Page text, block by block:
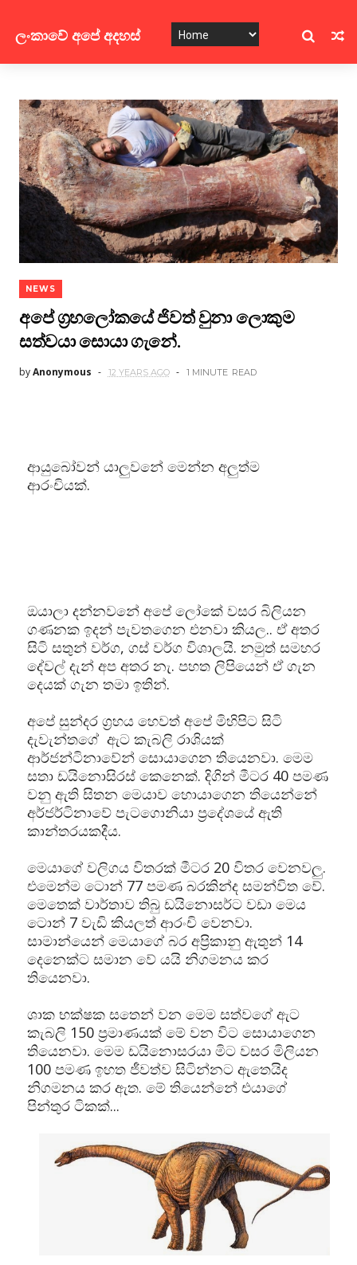
ලංකාවේ අපේ අදහස්
NEWS
අපේ ග්‍රහලෝකයේ ජිවත් වුනා ලොකුම
සත්වයා සොයා ගැනේ.
byAnonymous 12 YEARS AGO 1 MINUTE READ
ආයුබෝවන් යාලුවනේ මෙන්න අලුත්ම
ආරංචියක්.
ඔයාලා දන්නවනේ අපේ ලෝකේ වසර බිලියන
ගණනක ඉදන් පැවතගෙන එනවා කියල.. ඒ අතර
සිටි සතුන් වර්ග, ගස් වර්ග විශාලයි. නමුත් සමහර
දේවල් දැන් අප අතර නැ. පහත ලිපියෙන් ඒ ගැන
දෙයක් ගැන තමා ඉතින්.
අපේ සුන්දර ග්‍රහය හෙවත් අපේ මිහිපිට සිටි
දැවැන්තගේ ඇට කැබලි රාශියක්
ආර්ජන්ටිනාවේන් සොයාගෙන තියෙනවා. මෙම
සතා ඩයිනොසිරස් කෙනෙක්. දිගින් මීටර 40 පමණ
වනු ඇති සිතන මෙයාව හොයාගෙන තියෙන්නේ
අර්ජර්ටිනාවේ පැටගොනියා ප්‍රදේශයේ ඇති
කාන්තරයකදීය.
මෙයාගේ වලිගය විතරක් මීටර 20 විතර වෙනවලු.
එමෙන්ම ටොන් 77 පමණ බරකින්ද සමන්විත වේ.
මෙතෙක් වාර්තාව තිබු ඩයිනොසර්ට වඩා මෙය
ටොන් 7 වැඩි කියලත් ආරංචි වෙනවා.
සාමාන්යෙන් මෙයාගේ බර අප්‍රිකානු ඇතුන් 14
දෙනෙක්ට සමාන වේ යයි නිගමනය කර
තියෙනවා.
ශාක භක්ෂක සතෙන් වන මෙම සත්වගේ ඇට
කැබලි 150 ප්‍රමාණයක් මේ වන විට සොයාගෙන
තියෙනවා. මෙම ඩයිනොසරයා මිට වසර මිලියන
100 පමණ ඉහත ජීවත්ව සිටින්නට ඇතෙයිද
නිගමනය කර ඇත. මේ තියෙන්නේ එයාගේ
පින්තුර ටිකක්...